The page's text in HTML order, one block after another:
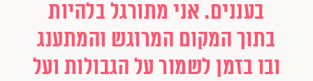
בעננים. אני מתורגל בלהיות
בתוך המקום המרוגש והמתענג
ובו בזמן לשמור על הגבולות ועל